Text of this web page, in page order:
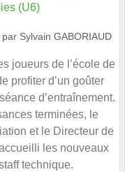
(U6)
par Sylvain GABORIAUD
joueurs de l’école de
profiter d’un goûter
d’entraînement.
terminées, le
et le Directeur de
les nouveaux
technique.